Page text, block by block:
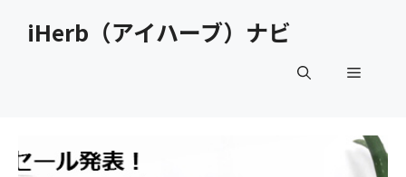
iHerb（アイハーブ）ナビ
メ